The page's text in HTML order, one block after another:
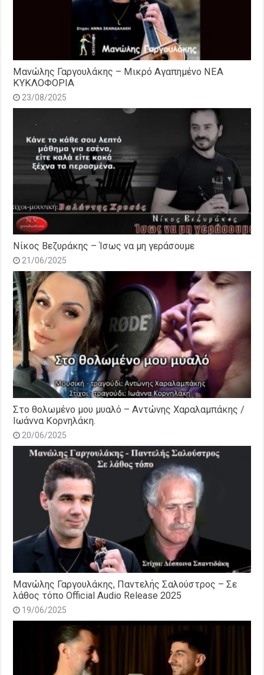
Μανώλης Γαργουλάκης – Μικρό Αγαπημένο NEΑ
ΚΥΚΛΟΦΟΡΙΑ
23/08/2025
Νίκος Βεζυράκης – Ίσως να μη γεράσουμε
21/06/2025
Στο θολωμένο μου μυαλό – Αντώνης Χαραλαμπάκης /
Ιωάννα Κορνηλάκη.
20/06/2025
Μανώλης Γαργουλάκης, Παντελής Σαλούστρος – Σε
λάθος τόπο Official Audio Release 2025
19/06/2025